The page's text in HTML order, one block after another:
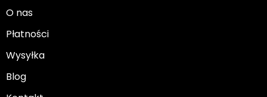
O nas
Płatności
Wysyłka
Blog